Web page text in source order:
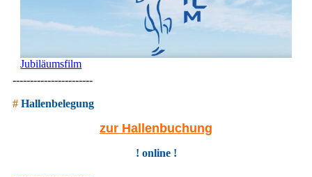
Jubiläumsfilm
-----------------------
#Hallenbelegung
zur Hallenbuchung
! online !